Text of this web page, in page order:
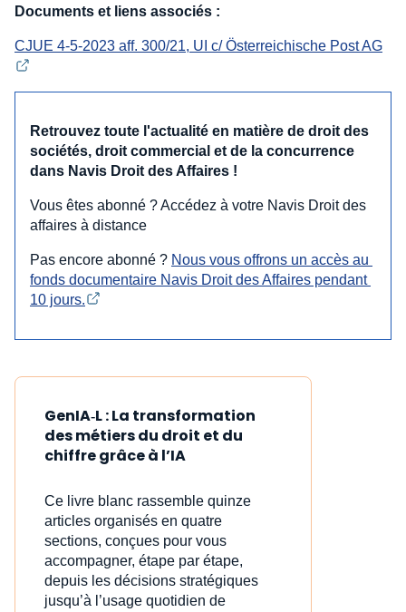
Documents et liens associés :
CJUE 4-5-2023 aff. 300/21, UI c/ Österreichische Post AG
Retrouvez toute l'actualité en matière de droit des
sociétés, droit commercial et de la concurrence
dans Navis Droit des Affaires !
Vous êtes abonné ? Accédez à votre Navis Droit des
affaires à distance
Pas encore abonné ? Nous vous offrons un accès au
fonds documentaire Navis Droit des Affaires pendant
10 jours.
GenIA‑L : La transformation
des métiers du droit et du
chiffre grâce à l’IA
Ce livre blanc rassemble quinze
articles organisés en quatre
sections, conçues pour vous
accompagner, étape par étape,
depuis les décisions stratégiques
jusqu’à l’usage quotidien de